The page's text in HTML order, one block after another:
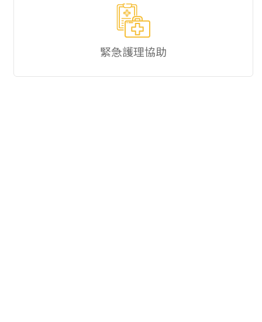
緊急護理協助